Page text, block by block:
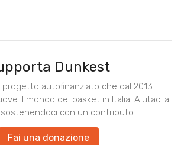
Dunkest
progetto autofinanziato che dal 2013
il mondo del basket in Italia. Aiutaci a
con un contributo.
Fai una donazione